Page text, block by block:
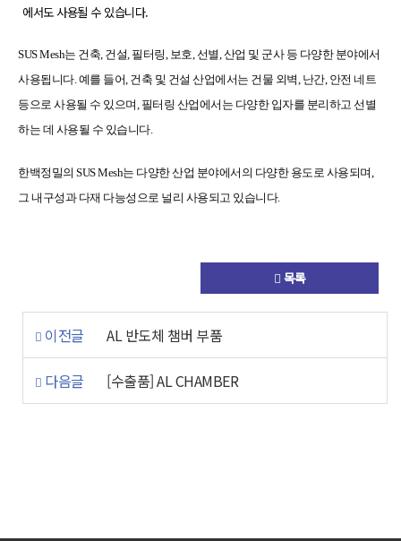
에서도 사용될 수 있습니다.
SUS Mesh는 건축, 건설, 필터링, 보호, 선별, 산업 및 군사 등 다양한 분야에서
사용됩니다. 예를 들어, 건축 및 건설 산업에서는 건물 외벽, 난간, 안전 네트
등으로 사용될 수 있으며, 필터링 산업에서는 다양한 입자를 분리하고 선별
하는 데 사용될 수 있습니다.
한백정밀의 SUS Mesh는 다양한 산업 분야에서의 다양한 용도로 사용되며,
그 내구성과 다재 다능성으로 널리 사용되고 있습니다.
목록
이전글 AL 반도체 챔버 부품
다음글 [수출품] AL CHAMBER